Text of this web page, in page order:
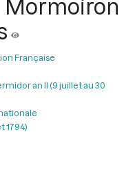
Française
an II (9 juillet au 30
1794)